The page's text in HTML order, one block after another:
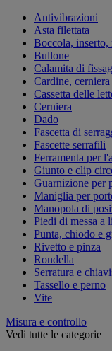
Antivibrazioni
Asta filettata
Boccola,
Bullone
Calamita di
Cardine, cerniera
Cassetta delle
Cerniera
Dado
Fascetta di
Fascette serrafili
Ferramenta per
Giunto e clip
Guarnizione per
Maniglia per
Manopola di
Piedi di messa a
Punta, chiodo e
Rivetto e pinza
Rondella
Serratura e
Tassello e perno
Vite
Misura e controllo
Vedi tutte le categorie